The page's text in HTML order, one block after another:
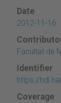
Date
2012-11-16
Facultat de
Identifier
https://
Coverage